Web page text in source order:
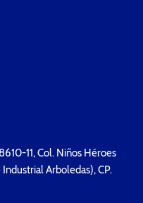
11, Col. Niños Héroes
Arboledas), CP.